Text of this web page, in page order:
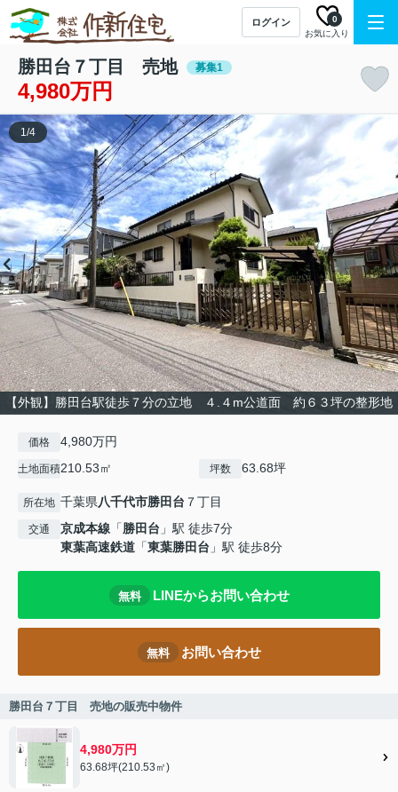
ログイン
お気に入り
0
勝田台７丁目 売地 募集1
4,980万円
【外観】勝田台駅徒歩７分の立地 ４.４m公道面 約６３坪の整形地
1/4
価格 4,980万円
土地面積210.53㎡ 坪数 63.68坪
所在地 千葉県八千代市勝田台 ７丁目
交通 京成本線 「勝田台 」駅 徒歩7分
東葉高速鉄道 「東葉勝田台 」駅 徒歩8分
無料 LINEからお問い合わせ
無料 お問い合わせ
勝田台７丁目 売地の販売中物件
4,980万円
63.68坪(210.53㎡)